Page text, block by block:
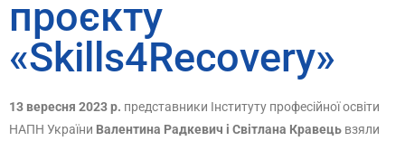
проєкту
«Skills4Recovery»
13 вересня 2023 р. представники Інституту професійної освіти
НАПН України Валентина Радкевич і Світлана Кравець взяли